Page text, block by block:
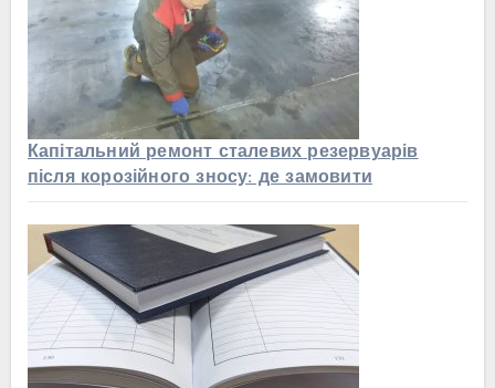
Капітальний ремонт сталевих резервуарів
після корозійного зносу: де замовити